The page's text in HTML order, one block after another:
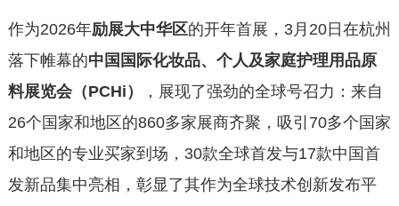
作为2026年励展大中华区的开年首展，3月20日在杭州
落下帷幕的中国国际化妆品、个人及家庭护理用品原
料展览会（PCHi）
，展现了强劲的全球号召力：来自
26个国家和地区的860多家展商齐聚，吸引70多个国家
和地区的专业买家到场，30款全球首发与17款中国首
发新品集中亮相，彰显了其作为全球技术创新发布平